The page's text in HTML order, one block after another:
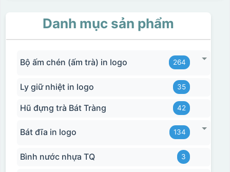
Danh mục sản phẩm
Bộ ấm chén (ấm trà) in logo 264
Ly giữ nhiệt in logo 35
Hũ đựng trà Bát Tràng 42
Bát đĩa in logo 134
Bình nước nhựa TQ 3